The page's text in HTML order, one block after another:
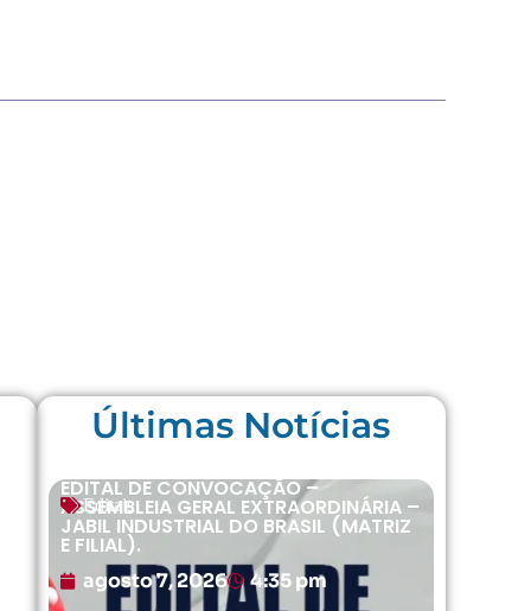
Últimas Notícias
Editais
EDITAL DE CONVOCAÇÃO –
ASSEMBLEIA GERAL EXTRAORDINÁRIA –
JABIL INDUSTRIAL DO BRASIL (MATRIZ
E FILIAL).
agosto 7, 2026 4:35 pm